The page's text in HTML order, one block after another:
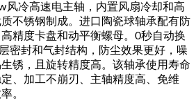
风冷高速电主轴，内置风扇冷却和高
不锈钢制成。进口陶瓷球轴承配有防
精度卡盘和动平衡螺母。0秒自动换
密封和气封结构，防尘效果更好，噪
锈，且旋转精度高。该轴承使用寿命
、加工不崩刃、主轴精度高、免维
。